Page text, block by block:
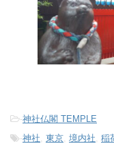
-神社仏閣 TEMPLE
-神社 東京 境内社 稲